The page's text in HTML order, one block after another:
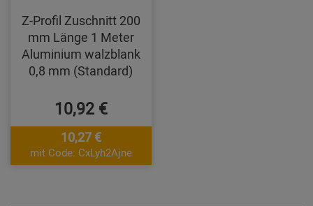
Z-Profil Zuschnitt 200
mm Länge 1 Meter
Aluminium walzblank
0,8 mm (Standard)
10,92 €
10,27 €
mit Code: CxLyh2Ajne